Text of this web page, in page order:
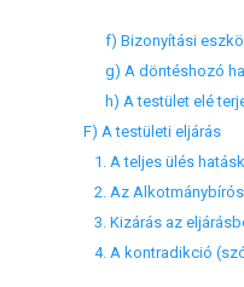
f) Bizonyítási
g) A döntéshozó
h) A testület elé
F) A testületi eljárás
1. A teljes ülés
2. Az
3. Kizárás az